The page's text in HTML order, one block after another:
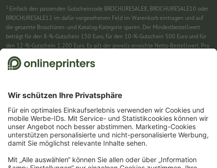
1 Einfach den passenden Gutscheincode BROCHURESALE8, BROCHURESALE10 oder
BROCHURESALE12 im dafür vorgesehenen Feld im Warenkorb eintragen und auf
die gesamte Broschüren- und Katalog-Kategorie sparen. Der Mindestbestellwert
beträgt für den 8-%-Gutschein 150 Euro, für den 10-%-Gutschein 500 Euro und für
den 12-%-Gutschein 1.200 Euro. Es gilt der jeweils erreichte Netto-Bestellwert. Pro
Bestellung ist nur ein Gutscheincode einlösbar. Mehrfach einlösbar. Keine
Barauszahlung. Nicht mit weiteren Aktionen kombinierbar. Die Aktion gilt bis
einen Klick bestätigen. Erst dann senden wir Ihnen den Rabattcode und künftig
unseren Newsletter zu. Natürlich können Sie sich jederzeit swieder abmelden.
Maximale Höhe des Rabatts: 150 € des Bestellwerts (netto). Einmalig einlösbar.
Kein Mindestbestellwert. Keine Barauszahlung. Nicht mit weiteren Aktionen oder
Gutscheincodes kombinierbar.Der Gutschein ist nach Erhalt sechs Wochen gültig.
Warenkorb eintragen und auf ausgewählte Produkte sparen. Kein